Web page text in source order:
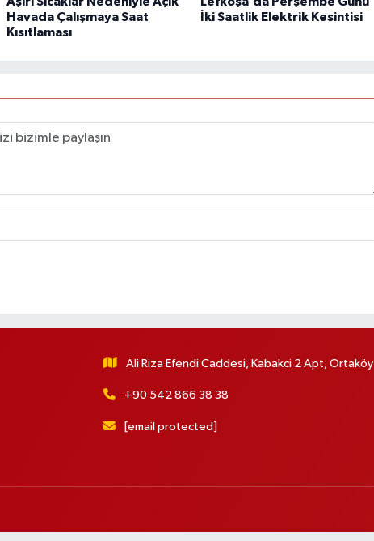
Havada Çalışmaya Saat
Kısıtlaması
İki Saatlik Elektrik Kesintisi
Ali Riza Efendi Caddesi, Kabakci 2 Apt, Ortaköy
+90 542 866 38 38
[email protected]